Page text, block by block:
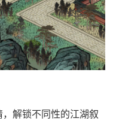
解锁不同性的江湖叙